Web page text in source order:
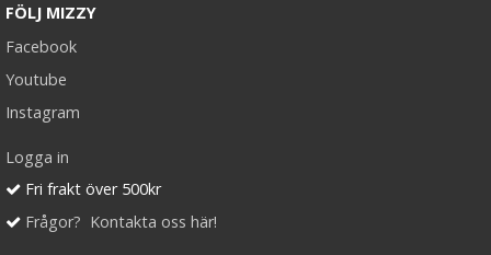
FÖLJ MIZZY
Facebook
Youtube
Instagram
Logga in
Fri frakt över 500kr
Frågor? Kontakta oss här!